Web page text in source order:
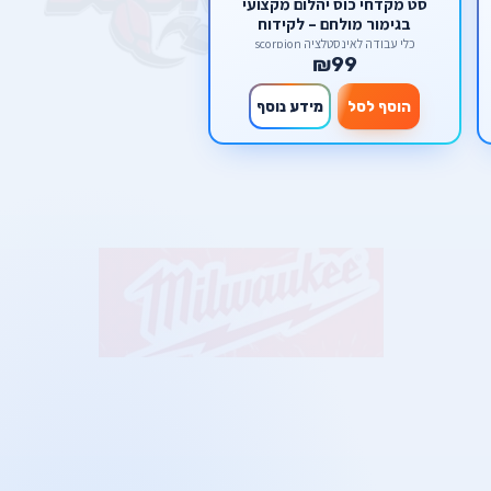
בגימור מולחם – לקידוח
בקרמיקה, גרניט, שיש ואבן מבית
סקורפיון
כלי עבודה לאינסטלציה scorpion
₪99
הוסף לסל מידע נוסף